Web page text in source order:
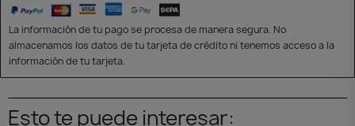
La información de tu pago se procesa de manera segura. No
almacenamos los datos de tu tarjeta de crédito ni tenemos acceso a la
información de tu tarjeta.
Esto te puede interesar: